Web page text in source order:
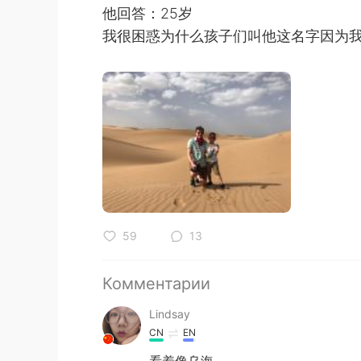
他回答：25岁
我很困惑为什么孩子们叫他这名字因为
59 13
Комментарии
Lindsay
CN EN